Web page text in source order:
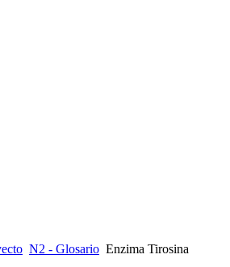
N2 - Glosario Enzima Tirosina